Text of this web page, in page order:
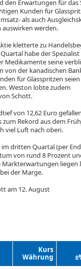
den Erwartungen für das
Kunden für
als auch
werden.
kletterte zu
habe der
Medikamente seine
der kanadischen
für Glasspritzen
Weston lobte zudem
Schott.
von 12,62 Euro
Rekord aus dem
viel Luft nach oben.
dritten Quartal (per
von rund 8 Prozent
liegen
der Marge.
am 12. August
Kurs
Währung